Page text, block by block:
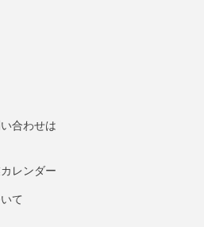
合わせは
レンダー
て